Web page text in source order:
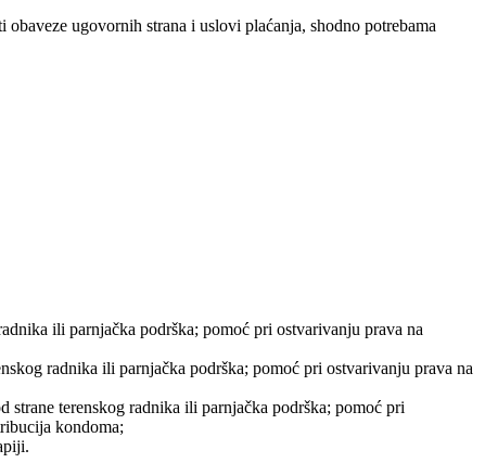
ugovornih strana i uslovi plaćanja, shodno potrebama
ili parnjačka podrška; pomoć pri ostvarivanju prava na
radnika ili parnjačka podrška; pomoć pri ostvarivanju prava na
terenskog radnika ili parnjačka podrška; pomoć pri
kondoma;